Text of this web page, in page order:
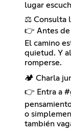
lugar
⚖️ Consulta
👉 Antes de
El camino
quietud. Y
romperse.
🏕️ Charla
👉 Entra a
o
también